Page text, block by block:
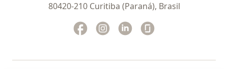
80420-210 Curitiba (Paraná), Brasil
Facebook
abre num novo separador
Instagram
abre num novo separador
Linkedin
abre num novo